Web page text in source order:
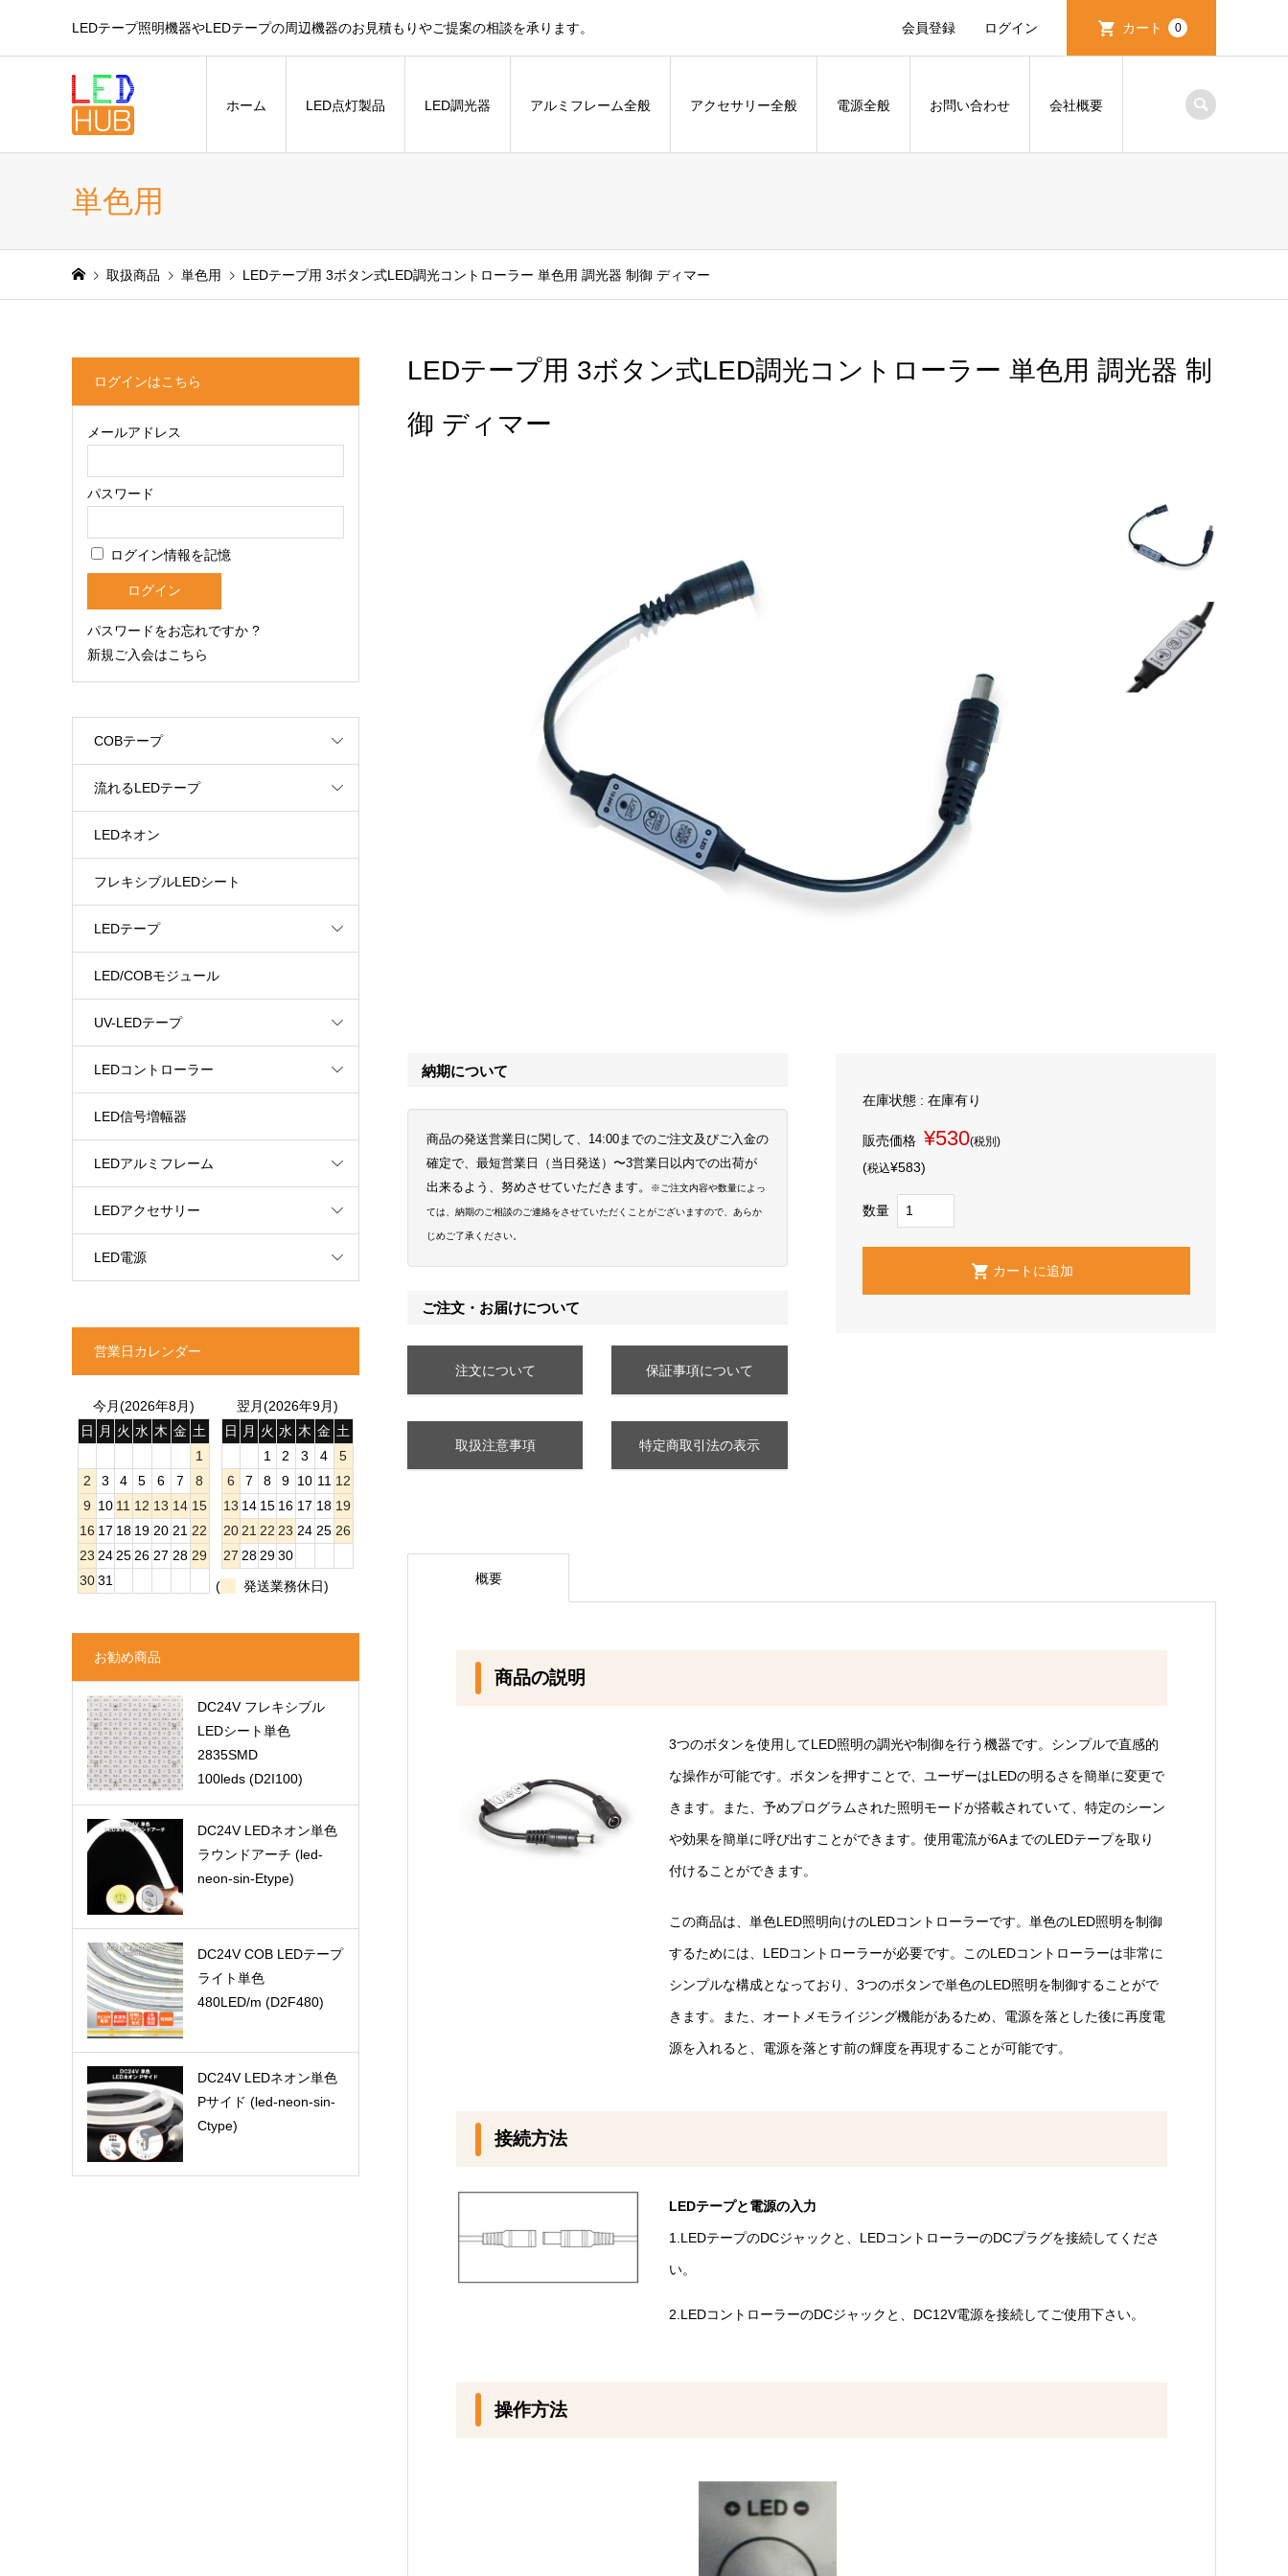
LEDテープ照明機器やLEDテープの周辺機器のお見積もりやご提案の相談を承ります。 会員登録 ログイン カート 0
ホーム LED点灯製品 LED調光器 アルミフレーム全般 アクセサリー全般 電源全般 お問い合わせ 会社概要
単色用
取扱商品 単色用 LEDテープ用 3ボタン式LED調光コントローラー 単色用 調光器 制御 ディマー
LEDテープ用 3ボタン式LED調光コントローラー 単色用 調光器 制
御 ディマー
納期について
商品の発送営業日に関して、14:00までのご注文及びご入金の
確定で、最短営業日（当日発送）〜3営業日以内での出荷が
出来るよう、努めさせていただきます。
※ご注文内容や数量によっ
ては、納期のご相談のご連絡をさせていただくことがございますので、あらか
じめご了承ください。
ご注文・お届けについて
注文について 保証事項について
取扱注意事項 特定商取引法の表示
在庫状態 : 在庫有り
販売価格 ¥530(税別)
(税込¥583)
数量
概要
商品の説明
3つのボタンを使用してLED照明の調光や制御を行う機器です。シンプルで直感的
な操作が可能です。ボタンを押すことで、ユーザーはLEDの明るさを簡単に変更で
きます。また、予めプログラムされた照明モードが搭載されていて、特定のシーン
や効果を簡単に呼び出すことができます。使用電流が6AまでのLEDテープを取り
付けることができます。
この商品は、単色LED照明向けのLEDコントローラーです。単色のLED照明を制御
するためには、LEDコントローラーが必要です。このLEDコントローラーは非常に
シンプルな構成となっており、3つのボタンで単色のLED照明を制御することがで
きます。また、オートメモライジング機能があるため、電源を落とした後に再度電
源を入れると、電源を落とす前の輝度を再現することが可能です。
接続方法
LEDテープと電源の入力
1.LEDテープのDCジャックと、LEDコントローラーのDCプラグを接続してくださ
い。
2.LEDコントローラーのDCジャックと、DC12V電源を接続してご使用下さい。
操作方法
ログインはこちら
メールアドレス
パスワード
ログイン情報を記憶
パスワードをお忘れですか ?
新規ご入会はこちら
COBテープ
流れるLEDテープ
LEDネオン
フレキシブルLEDシート
LEDテープ
LED/COBモジュール
UV-LEDテープ
LEDコントローラー
LED信号増幅器
LEDアルミフレーム
LEDアクセサリー
LED電源
営業日カレンダー
今月(2026年8月)
日
月 火 水 木 金 土
1
2
3 4 5 6 7
8
9 10 11 12 13 14 15
16 17 18 19 20 21 22
23 24 25 26 27 28 29
30 31
翌月(2026年9月)
日
月 火 水 木 金 土
1
2 3 4
5
6
7 8 9 10 11 12
13 14 15 16 17 18 19
20 21 22 23 24 25 26
27 28 29 30
(
発送業務休日)
お勧め商品
DC24V フレキシブル
LEDシート単色
2835SMD
100leds (D2I100)
DC24V LEDネオン単色
ラウンドアーチ (led-
neon-sin-Etype)
DC24V COB LEDテープ
ライト単色
480LED/m (D2F480)
DC24V LEDネオン単色
Pサイド (led-neon-sin-
Ctype)